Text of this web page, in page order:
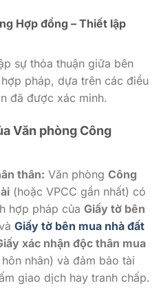
Hợp đồng – Thiết lập
sự thỏa thuận giữa bên
pháp, dựa trên các điều
đã được xác minh.
Văn phòng Công
thân: Văn phòng Công
(hoặc VPCC gần nhất) có
hợp pháp của Giấy tờ bên
Giấy tờ bên mua nhà đất
xác nhận độc thân mua
nhân) và đảm bảo tài
giao dịch hay tranh chấp.